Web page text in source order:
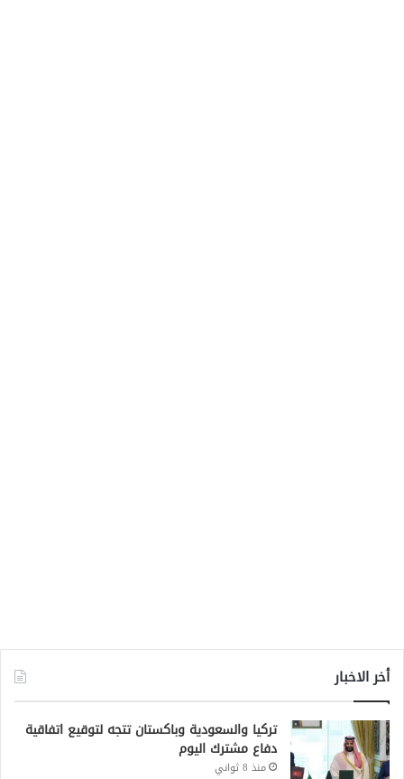
أخر الاخبار
تركيا والسعودية وباكستان تتجه لتوقيع اتفاقية
دفاع مشترك اليوم
منذ 8 ثواني